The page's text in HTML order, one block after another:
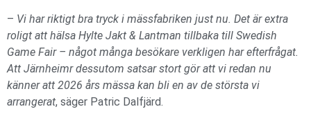
– Vi har riktigt bra tryck i mässfabriken just nu. Det är extra
roligt att hälsa Hylte Jakt & Lantman tillbaka till Swedish
Game Fair – något många besökare verkligen har efterfrågat.
Att Järnheimr dessutom satsar stort gör att vi redan nu
känner att 2026 års mässa kan bli en av de största vi
arrangerat, säger Patric Dalfjärd.